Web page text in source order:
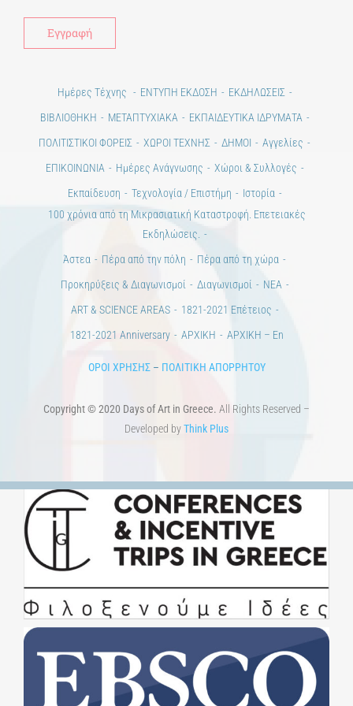
Ημέρες Τέχνης ΕΝΤΥΠΗ ΕΚΔΟΣΗ
ΕΚΔΗΛΩΣΕΙΣ
ΒΙΒΛΙΟΘΗΚΗ
ΜΕΤΑΠΤΥΧΙΑΚΑ
ΕΚΠΑΙΔΕΥΤΙΚΑ ΙΔΡΥΜΑΤΑ
ΠΟΛΙΤΙΣΤΙΚΟΙ ΦΟΡΕΙΣ
ΧΩΡΟΙ ΤΕΧΝΗΣ ΔΗΜΟΙ
Αγγελίες
ΕΠΙΚΟΙΝΩΝΙΑ
Ημέρες Ανάγνωσης
Χώροι & Συλλογές
Εκπαίδευση
Τεχνολογία / Επιστήμη
Ιστορία
100 χρόνια από τη Μικρασιατική Καταστροφή. Επετειακές
Εκδηλώσεις.
Άστεα
Πέρα από την πόλη
Πέρα από τη χώρα
Προκηρύξεις & Διαγωνισμοί
Διαγωνισμοί
ΝΕΑ
ART & SCIENCE AREAS
1821-2021 Επέτειος
1821-2021 Anniversary
ΑΡΧΙΚΗ ΑΡΧΙΚΗ – En
ΟΡΟΙ ΧΡΗΣΗΣ– ΠΟΛΙΤΙΚΗ ΑΠΟΡΡΗΤΟΥ
Copyright © 2020 Days of Art in Greece.
All Rights Reserved –
Developed by Think Plus